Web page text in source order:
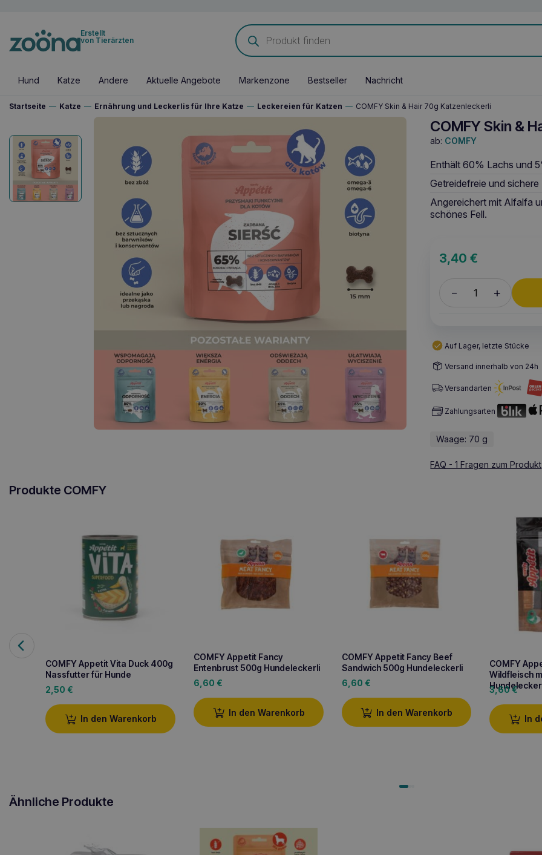
Erstellt
von Tierärzten
Products
search
Hund Katze Andere Aktuelle Angebote Markenzone Bestseller Nachricht
Startseite — Katze — Ernährung und Leckerlis für Ihre Katze — Leckereien für Katzen — COMFY Skin & Hair 70g Katzenleckerli
COMFY Skin &
ab: COMFY
Enthält 60% Lachs und
Getreidefreie und
Angereichert mit Alfalfa
schönes Fell.
3,40€
– +
Auf Lager, letzte Stücke
Versand innerhalb von 24h
Versandarten
Zahlungsarten
Waage: 70 g
FAQ - 1 Fragen zum Produkt
Produkte COMFY
COMFY Appetit Vita Duck 400g
Nassfutter für Hunde
2,50 €
In den Warenkorb
COMFY Appetit Fancy
Entenbrust 500g Hundeleckerli
6,60 €
In den Warenkorb
COMFY Appetit Fancy Beef
Sandwich 500g Hundeleckerli
6,60 €
In den Warenkorb
COMFY
Wildfleisch
3,60€
In
Ähnliche Produkte